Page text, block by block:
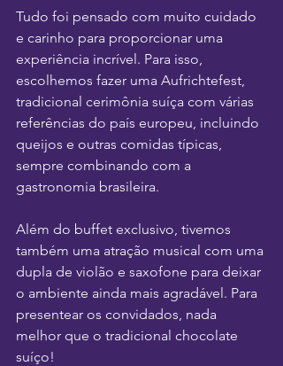
Tudo foi pensado com muito cuidado
e carinho para proporcionar uma
experiência incrível. Para isso,
escolhemos fazer uma Aufrichtefest,
tradicional cerimônia suíça com várias
referências do país europeu, incluindo
queijos e outras comidas típicas,
sempre combinando com a
gastronomia brasileira.
Além do buffet exclusivo, tivemos
também uma atração musical com uma
dupla de violão e saxofone para deixar
o ambiente ainda mais agradável. Para
presentear os convidados, nada
melhor que o tradicional chocolate
suíço!